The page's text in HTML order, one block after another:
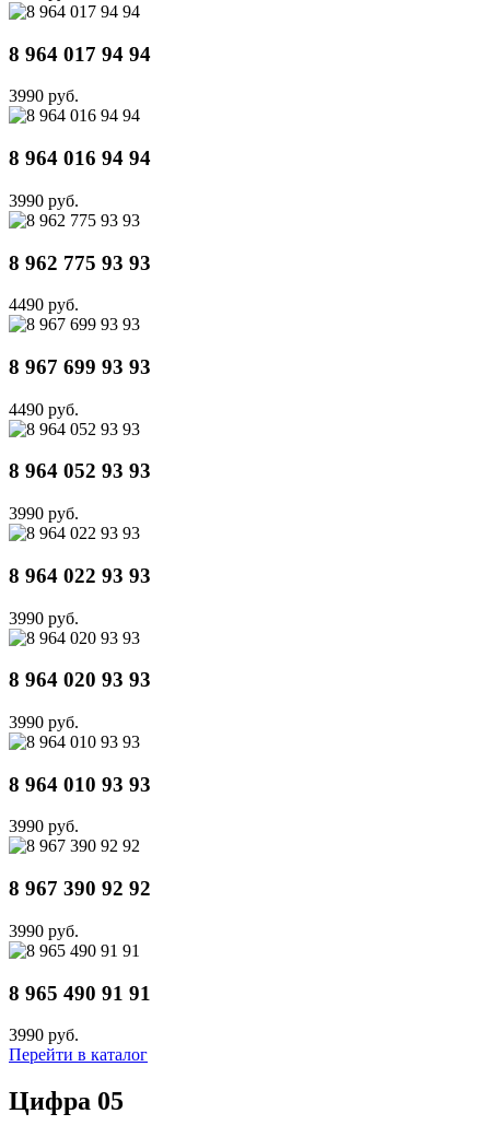
8 964 017 94 94
3990 руб.
8 964 016 94 94
3990 руб.
8 962 775 93 93
4490 руб.
8 967 699 93 93
4490 руб.
8 964 052 93 93
3990 руб.
8 964 022 93 93
3990 руб.
8 964 020 93 93
3990 руб.
8 964 010 93 93
3990 руб.
8 967 390 92 92
3990 руб.
8 965 490 91 91
3990 руб.
Перейти в каталог
Цифра 05